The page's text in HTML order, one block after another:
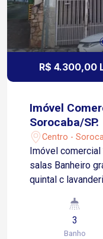
R$ 4.300,00
Imóvel
Sorocaba/SP.
Centro -
Imóvel comercial * piso inferior : recepção 2
salas Banheiro
quintal c lavanderia Cozinha * Piso
possuem pia não tem garagem Testada : 8,70 m
A/C: 204 m
3
Banho